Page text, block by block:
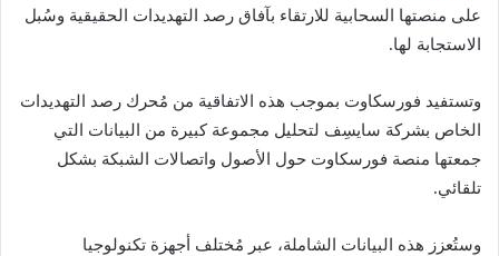
على منصتها السحابية للارتقاء بآفاق رصد التهديدات الحقيقية وسُبل
الاستجابة لها.
وتستفيد فورسكاوت بموجب هذه الاتفاقية من مُحرك رصد التهديدات
الخاص بشركة سايسِف لتحليل مجموعة كبيرة من البيانات التي
جمعتها منصة فورسكاوت حول الأصول واتصالات الشبكة بشكل
تلقائي.
وستُعزز هذه البيانات الشاملة، عبر مُختلف أجهزة تكنولوجيا